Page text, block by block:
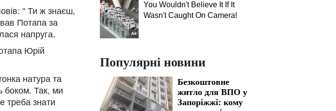
" Ти ж знаєш,
Потапа за
напруга.
Юрій
натура та
боком. Так, ми
треба знати
You Wouldn't Believe It If It
Wasn't Caught On Camera!
Популярні новини
Безкоштовне
житло для ВПО у
Запоріжжі: кому